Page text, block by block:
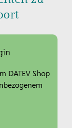
DATEV Shop